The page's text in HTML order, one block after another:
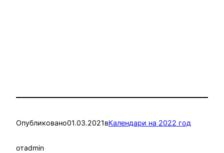
Опубликовано01.03.2021вКалендари на 2022 год
отadmin